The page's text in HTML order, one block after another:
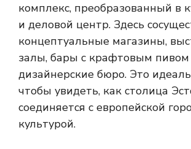
комплекс, преобразованный в
и деловой центр. Здесь
концептуальные магазины,
залы, бары с крафтовым пивом
дизайнерские бюро. Это
чтобы увидеть, как столица
соединяется с европейской
культурой.